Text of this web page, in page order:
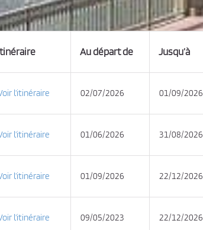
Au départ de Jusqu’à
l’itinéraire 02/07/2026 01/09/2026
l’itinéraire 01/06/2026 31/08/2026
l’itinéraire 01/09/2026 22/12/2026
l’itinéraire 09/05/2023 22/12/2026